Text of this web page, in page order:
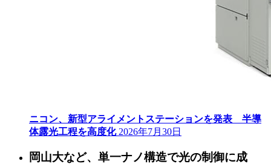
ニコン、新型アライメントステーションを発表 半導
体露光工程を高度化 2026年7月30日
岡山大など、単一ナノ構造で光の制御に成